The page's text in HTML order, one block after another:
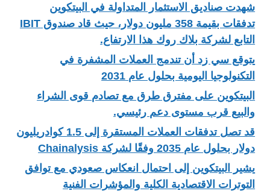
شهدت صناديق الاستثمار المتداولة في البيتكوين
تدفقات بقيمة 358 مليون دولار، حيث قاد صندوق IBIT
التابع لشركة بلاك روك هذا الارتفاع.
يتوقع سي زد أن تندمج العملات المشفرة في
التكنولوجيا اليومية بحلول عام 2031
البيتكوين على مفترق طرق مع تصادم قوى الشراء
والبيع قرب مستوى دعم رئيسي.
قد تصل تدفقات العملات المستقرة إلى 1.5 كوادريليون
دولار بحلول عام 2035 وفقًا لشركة Chainalysis
يشير البيتكوين إلى احتمال انعكاس صعودي مع توافق
التوترات الاقتصادية الكلية والمؤشرات الفنية